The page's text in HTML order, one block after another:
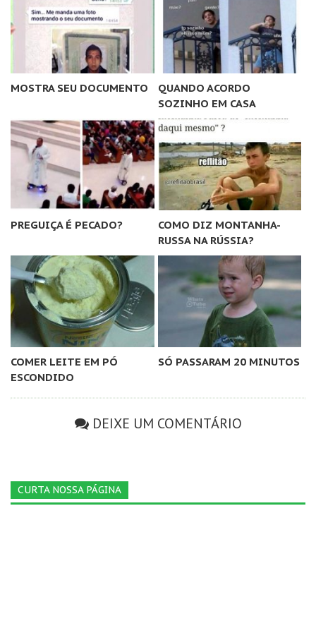
MOSTRA SEU DOCUMENTO
QUANDO ACORDO
SOZINHO EM CASA
PREGUIÇA É PECADO?
COMO DIZ MONTANHA-
RUSSA NA RÚSSIA?
COMER LEITE EM PÓ
ESCONDIDO
SÓ PASSARAM 20 MINUTOS
DEIXE UM COMENTÁRIO
CURTA NOSSA PÁGINA